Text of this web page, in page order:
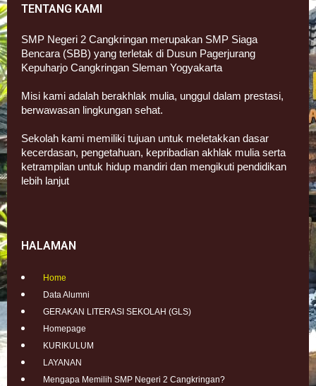
TENTANG KAMI
SMP Negeri 2 Cangkringan merupakan SMP Siaga
Bencara (SBB) yang terletak di Dusun Pagerjurang
Kepuharjo Cangkringan Sleman Yogyakarta
Misi kami adalah berakhlak mulia, unggul dalam prestasi,
berwawasan lingkungan sehat.
Sekolah kami memiliki tujuan untuk meletakkan dasar
kecerdasan, pengetahuan, kepribadian akhlak mulia serta
ketrampilan untuk hidup mandiri dan mengikuti pendidikan
lebih lanjut
HALAMAN
Home
Data Alumni
GERAKAN LITERASI SEKOLAH (GLS)
Homepage
KURIKULUM
LAYANAN
Mengapa Memilih SMP Negeri 2 Cangkringan?